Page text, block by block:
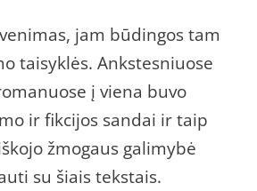
jam būdingos tam
taisyklės. Ankstesniuose
į viena buvo
ir fikcijos sandai ir taip
žmogaus galimybė
su šiais tekstais.